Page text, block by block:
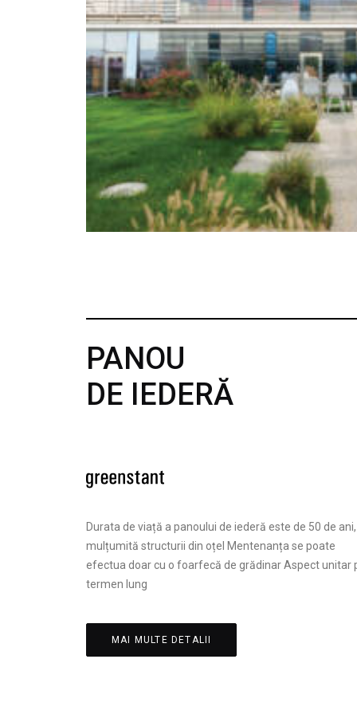
PANOU
DE IEDERĂ
Durata de viață a panoului de iederă este de 50 de ani,
mulțumită structurii din oțel Mentenanța se poate
efectua doar cu o foarfecă de grădinar Aspect unitar
termen lung
MAI MULTE DETALII